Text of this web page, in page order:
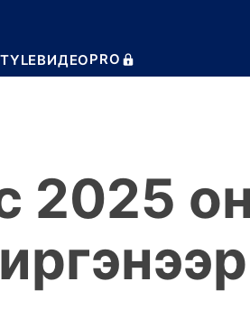
ВИДЕОPRO
2025